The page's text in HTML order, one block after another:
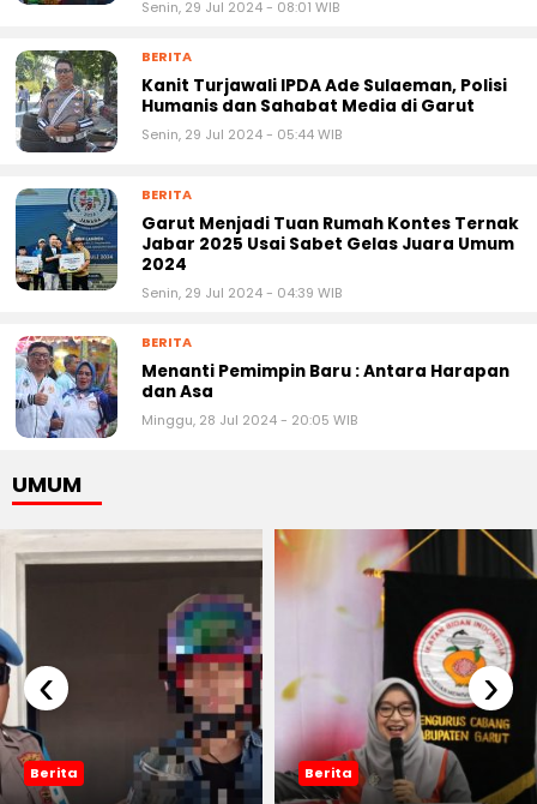
Senin, 29 Jul 2024 - 08:01 WIB
BERITA
Kanit Turjawali IPDA Ade Sulaeman, Polisi
Humanis dan Sahabat Media di Garut
Senin, 29 Jul 2024 - 05:44 WIB
BERITA
Garut Menjadi Tuan Rumah Kontes Ternak
Jabar 2025 Usai Sabet Gelas Juara Umum
2024
Senin, 29 Jul 2024 - 04:39 WIB
BERITA
Menanti Pemimpin Baru : Antara Harapan
dan Asa
Minggu, 28 Jul 2024 - 20:05 WIB
UMUM
Berita Berita
‹ ›